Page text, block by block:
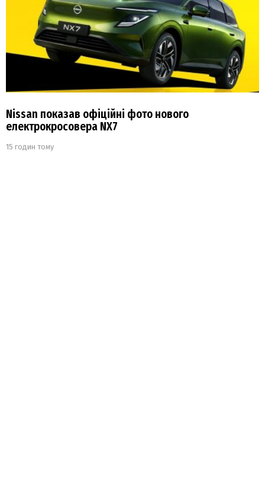
Nissan показав офіційні фото нового
електрокросовера NX7
15 годин тому